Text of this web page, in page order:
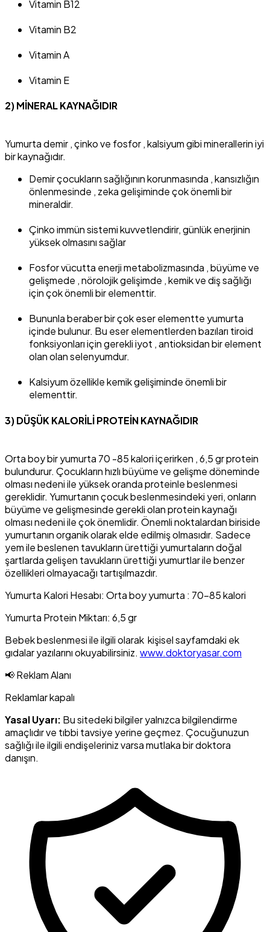
Vitamin B12
Vitamin B2
Vitamin A
Vitamin E
2) MİNERAL KAYNAĞIDIR
Yumurta demir , çinko ve fosfor , kalsiyum gibi minerallerin iyi
bir kaynağıdır.
Demir çocukların sağlığının korunmasında , kansızlığın
önlenmesinde , zeka gelişiminde çok önemli bir
mineraldir.
Çinko immün sistemi kuvvetlendirir, günlük enerjinin
yüksek olmasını sağlar
Fosfor vücutta enerji metabolizmasında , büyüme ve
gelişmede , nörolojik gelişimde , kemik ve diş sağlığı
için çok önemli bir elementtir.
Bununla beraber bir çok eser elementte yumurta
içinde bulunur. Bu eser elementlerden bazıları tiroid
fonksiyonları için gerekli iyot , antioksidan bir element
olan olan selenyumdur.
Kalsiyum özellikle kemik gelişiminde önemli bir
elementtir.
3) DÜŞÜK KALORİLİ PROTEİN KAYNAĞIDIR
Orta boy bir yumurta 70 -85 kalori içerirken , 6,5 gr protein
bulundurur. Çocukların hızlı büyüme ve gelişme döneminde
olması nedeni ile yüksek oranda proteinle beslenmesi
gereklidir. Yumurtanın çocuk beslenmesindeki yeri, onların
büyüme ve gelişmesinde gerekli olan protein kaynağı
olması nedeni ile çok önemlidir. Önemli noktalardan biriside
yumurtanın organik olarak elde edilmiş olmasıdır. Sadece
yem ile beslenen tavukların ürettiği yumurtaların doğal
şartlarda gelişen tavukların ürettiği yumurtlar ile benzer
özellikleri olmayacağı tartışılmazdır.
Yumurta Kalori Hesabı: Orta boy yumurta : 70-85 kalori
Yumurta Protein Miktarı: 6,5 gr
Bebek beslenmesi ile ilgili olarak kişisel sayfamdaki ek
gıdalar yazılarını okuyabilirsiniz. www.doktoryasar.com
📢 Reklam Alanı
Reklamlar kapalı
Yasal Uyarı: Bu sitedeki bilgiler yalnızca bilgilendirme
amaçlıdır ve tıbbi tavsiye yerine geçmez. Çocuğunuzun
sağlığı ile ilgili endişeleriniz varsa mutlaka bir doktora
danışın.